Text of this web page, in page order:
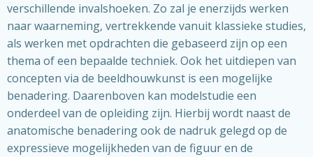
verschillende invalshoeken. Zo zal je enerzijds werken
naar waarneming, vertrekkende vanuit klassieke studies,
als werken met opdrachten die gebaseerd zijn op een
thema of een bepaalde techniek. Ook het uitdiepen van
concepten via de beeldhouwkunst is een mogelijke
benadering. Daarenboven kan modelstudie een
onderdeel van de opleiding zijn. Hierbij wordt naast de
anatomische benadering ook de nadruk gelegd op de
expressieve mogelijkheden van de figuur en de